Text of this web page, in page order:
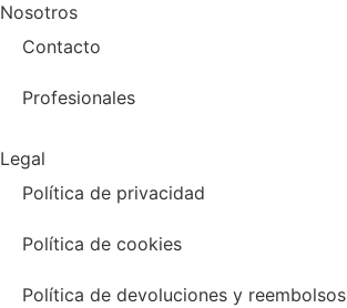
Nosotros
Contacto
Profesionales
Legal
Política de privacidad
Política de cookies
Política de devoluciones y reembolsos